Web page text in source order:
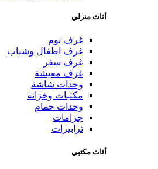
أثاث منزلي
غرف نوم
غرف اطفال وشباب
غرف سفر
غرف معيشة
وحدات شاشة
مكتبات وخزانة
وحدات حمام
جزامات
ترابيزات
أثاث مكتبي